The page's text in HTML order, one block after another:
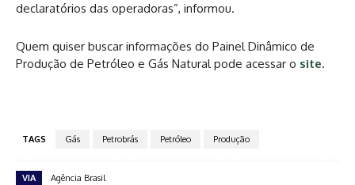
declaratórios das operadoras”, informou.
Quem quiser buscar informações do Painel Dinâmico de
Produção de Petróleo e Gás Natural pode acessar o site.
TAGS Gás Petrobrás Petróleo Produção
VIA Agência Brasil